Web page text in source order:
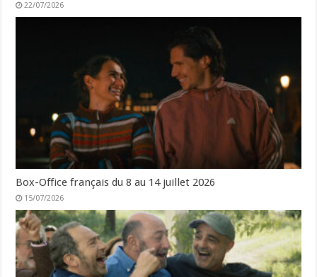
22/07/2026
Box-Office français du 8 au 14 juillet 2026
15/07/2026